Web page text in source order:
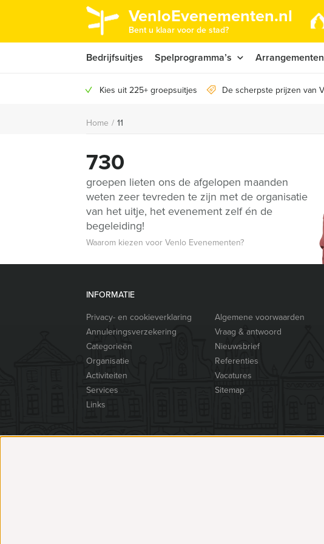
VenloEvenementen.nl
Bent u klaar voor de stad?
Bedrijfsuitjes Spelprogramma’s Arrangementen
Kies uit 225+ groepsuitjes De scherpste prijzen van
Home / 11
730
groepen lieten ons de afgelopen maanden
weten zeer tevreden te zijn met de organisatie
van het uitje, het evenement zelf én de
begeleiding!
Waarom kiezen voor Venlo Evenementen?
INFORMATIE
Privacy- en cookieverklaring
Algemene voorwaarden
Annuleringsverzekering
Vraag & antwoord
Categorieën
Nieuwsbrief
Organisatie
Referenties
Activiteiten
Vacatures
Services
Sitemap
Links